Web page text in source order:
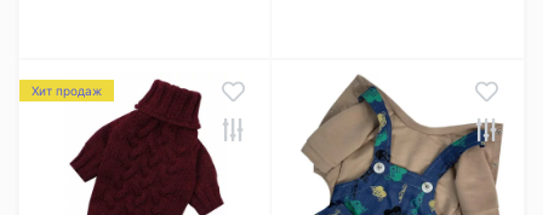
Хит продаж